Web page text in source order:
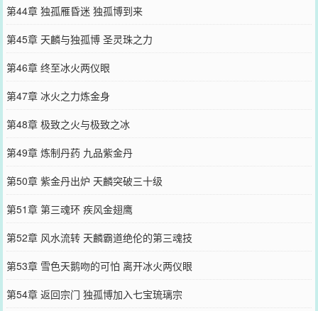
第44章 独孤雁昏迷 独孤博到来
第45章 天麟与独孤博 圣灵珠之力
第46章 终至冰火两仪眼
第47章 冰火之力炼金身
第48章 极致之火与极致之冰
第49章 炼制丹药 九品紫金丹
第50章 紫金丹出炉 天麟突破三十级
第51章 第三魂环 疾风金翅鹰
第52章 风水流转 天麟霸道绝伦的第三魂技
第53章 雪色天鹅吻的可怕 离开冰火两仪眼
第54章 返回宗门 独孤博加入七宝琉璃宗